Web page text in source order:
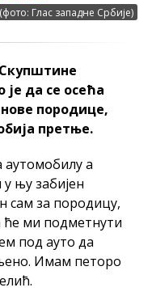
Глас западне Србије)
да се осећа
породице,
претње.
а
њу забијен
сам за породицу,
ће ми подметнути
под ауто да
Имам петоро